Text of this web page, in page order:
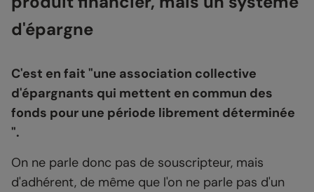
d'épargne
C'est en fait "une association collective
d'épargnants qui mettent en commun des
fonds pour une période librement déterminée
".
On ne parle donc pas de souscripteur, mais
d'adhérent, de même que l'on ne parle pas d'un